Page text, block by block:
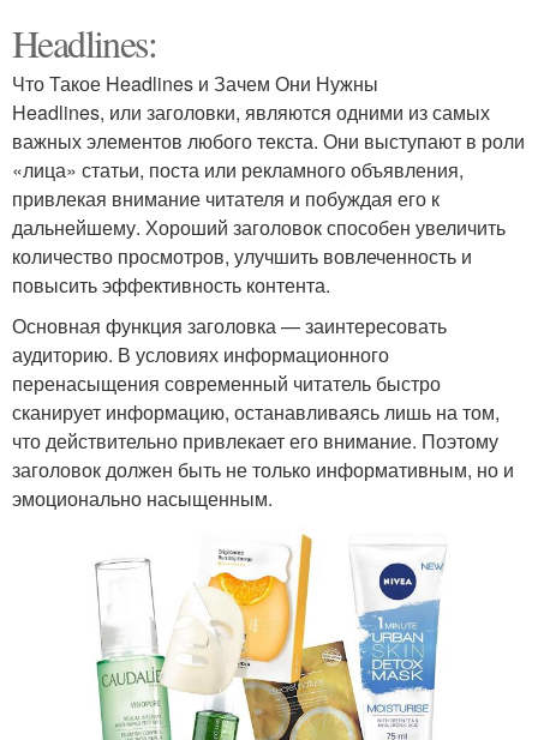
Headlines:
Что Такое Headlines и Зачем Они Нужны
Headlines, или заголовки, являются одними из самых
важных элементов любого текста. Они выступают в роли
«лица» статьи, поста или рекламного объявления,
привлекая внимание читателя и побуждая его к
дальнейшему. Хороший заголовок способен увеличить
количество просмотров, улучшить вовлеченность и
повысить эффективность контента.
Основная функция заголовка — заинтересовать
аудиторию. В условиях информационного
перенасыщения современный читатель быстро
сканирует информацию, останавливаясь лишь на том,
что действительно привлекает его внимание. Поэтому
заголовок должен быть не только информативным, но и
эмоционально насыщенным.